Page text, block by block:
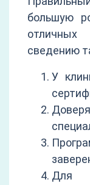
большую
сведению
У
Для